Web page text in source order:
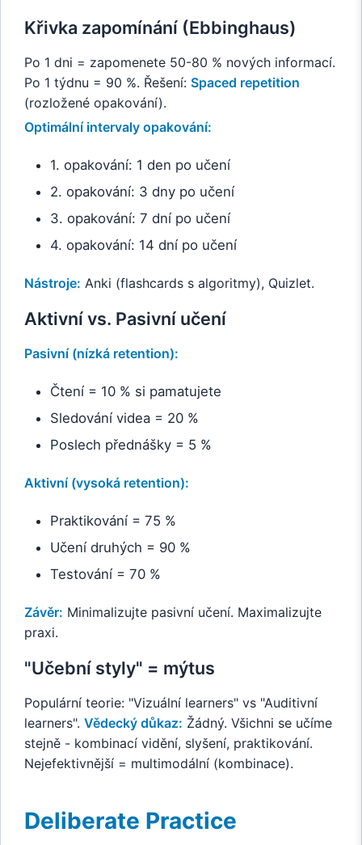
Křivka zapomínání (Ebbinghaus)
Po 1 dni = zapomenete 50-80 % nových informací.
Po 1 týdnu = 90 %. Řešení: Spaced repetition
(rozložené opakování).
Optimální intervaly opakování:
1. opakování: 1 den po učení
2. opakování: 3 dny po učení
3. opakování: 7 dní po učení
4. opakování: 14 dní po učení
Nástroje: Anki (flashcards s algoritmy), Quizlet.
Aktivní vs. Pasivní učení
Pasivní (nízká retention):
Čtení = 10 % si pamatujete
Sledování videa = 20 %
Poslech přednášky = 5 %
Aktivní (vysoká retention):
Praktikování = 75 %
Učení druhých = 90 %
Testování = 70 %
Závěr: Minimalizujte pasivní učení. Maximalizujte
praxi.
"Učební styly" = mýtus
Populární teorie: "Vizuální learners" vs "Auditivní
learners". Vědecký důkaz: Žádný. Všichni se učíme
stejně - kombinací vidění, slyšení, praktikování.
Nejefektivnější = multimodální (kombinace).
Deliberate Practice